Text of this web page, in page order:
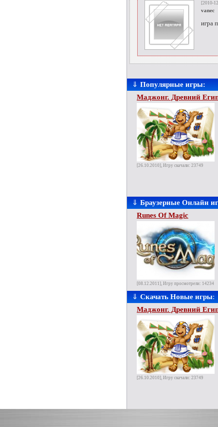
[2010-
vanec
игра
⇓ Популярные игры:
Маджонг. Древний
[26.10.2010], Игру скачали: 23749
⇓ Браузерные Онлайн
Runes Of Magic
[08.12.2011], Игру просмотрели: 14234
⇓ Скачать Новые игры:
Маджонг. Древний
[26.10.2010], Игру скачали: 23749